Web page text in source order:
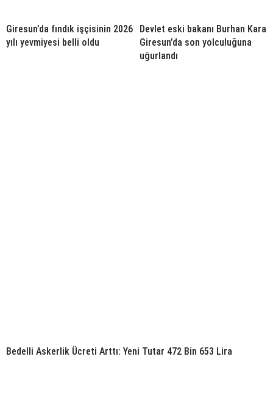
Giresun’da fındık işçisinin 2026
yılı yevmiyesi belli oldu
Devlet eski bakanı Burhan Kara
Giresun’da son yolculuğuna
uğurlandı
Bedelli Askerlik Ücreti Arttı: Yeni Tutar 472 Bin 653 Lira